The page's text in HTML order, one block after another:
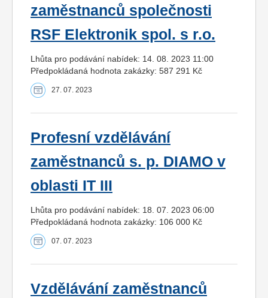
zaměstnanců společnosti
RSF Elektronik spol. s r.o.
Lhůta pro podávání nabídek: 14. 08. 2023 11:00
Předpokládaná hodnota zakázky: 587 291 Kč
27. 07. 2023
Profesní vzdělávání
zaměstnanců s. p. DIAMO v
oblasti IT III
Lhůta pro podávání nabídek: 18. 07. 2023 06:00
Předpokládaná hodnota zakázky: 106 000 Kč
07. 07. 2023
Vzdělávání zaměstnanců